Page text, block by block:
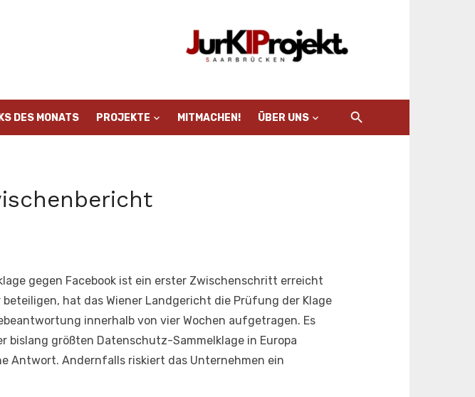
DES MONATS PROJEKTE MITMACHEN! ÜBER UNS
gegen Facebook ist ein erster Zwischenschritt erreicht
hat das Wiener Landgericht die Prüfung der Klage
innerhalb von vier Wochen aufgetragen. Es
bislang größten Datenschutz-Sammelklage in Europa
Antwort. Andernfalls riskiert das Unternehmen ein